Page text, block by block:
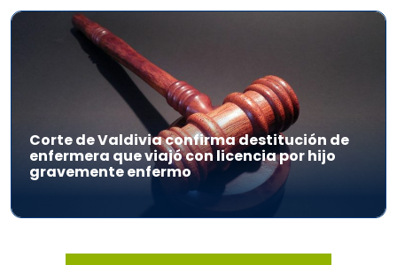
Corte de Valdivia confirma destitución de
enfermera que viajó con licencia por hijo
gravemente enfermo